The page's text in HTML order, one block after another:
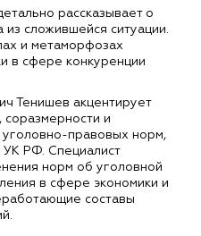
рассказывает о
сложившейся ситуации.
и метаморфозах
в сфере конкуренции
Тенишев акцентирует
соразмерности и
правовых норм,
УК РФ. Специалист
норм об уголовной
в сфере экономики и
составы